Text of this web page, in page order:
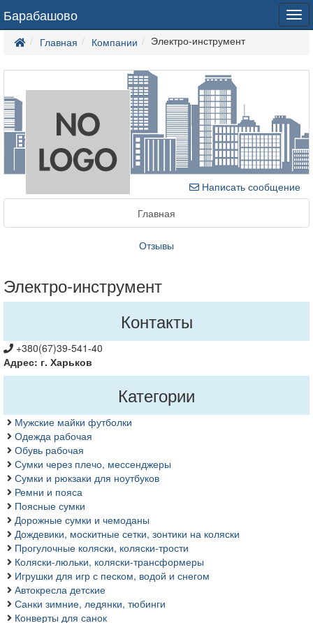
Барабашово
Главная Компании Электро-инструмент
Написать сообщение
Главная
Отзывы
Электро-инструмент
Контакты
+380(67)39-541-40
Адрес: г. Харьков
Категории
Мужские майки футболки
Одежда рабочая
Обувь рабочая
Сумки через плечо, мессенджеры
Сумки и рюкзаки для ноутбуков
Ремни и пояса
Поясные сумки
Дорожные сумки и чемоданы
Дождевики, москитные сетки, зонтики на коляски
Прогулочные коляски, коляски-трости
Коляски-люльки, коляски-трансформеры
Игрушки для игр с песком, водой и снегом
Автокресла детские
Санки зимние, ледянки, тюбинги
Конверты для санок